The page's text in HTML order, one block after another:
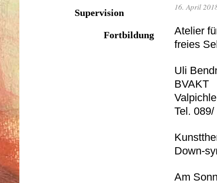
Supervision
Fortbildung
16. April
Atelier
freies
Uli
BVAKT
Tel.
Down-
Am